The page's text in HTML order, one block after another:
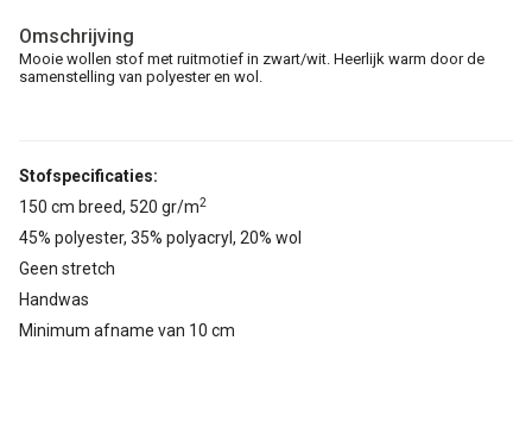
Omschrijving
Mooie wollen stof met ruitmotief in zwart/wit. Heerlijk warm door de
samenstelling van polyester en wol.
Stofspecificaties:
150 cm breed, 520 gr/m2
45% polyester, 35% polyacryl, 20% wol
Geen stretch
Handwas
Minimum afname van 10 cm